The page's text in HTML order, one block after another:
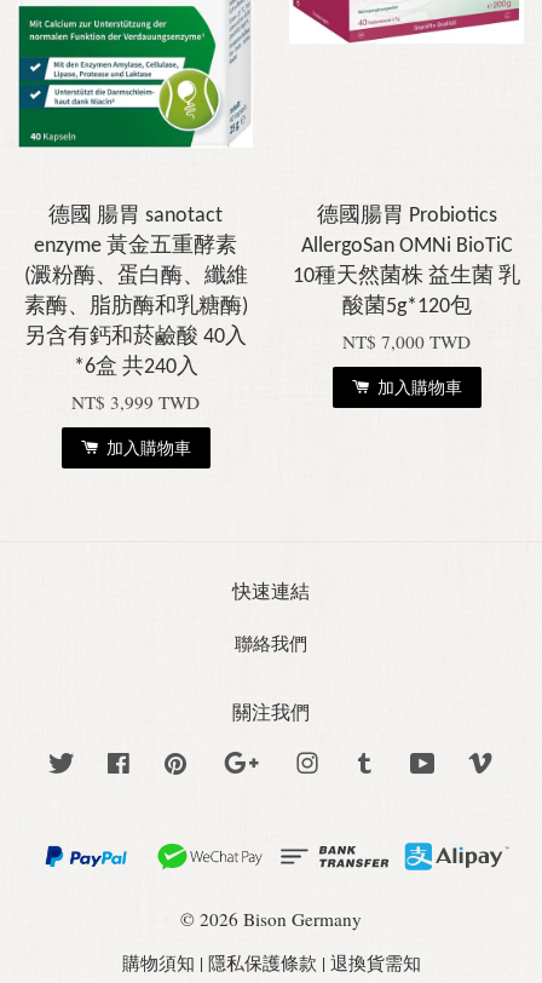
德國 腸胃 sanotact
enzyme 黃金五重酵素
(澱粉酶、蛋白酶、纖維
素酶、脂肪酶和乳糖酶)
另含有鈣和菸鹼酸 40入
*6盒 共240入
NT$ 3,999 TWD
加入購物車
德國腸胃 Probiotics
AllergoSan OMNi BioTiC
10種天然菌株 益生菌 乳
酸菌5g*120包
NT$ 7,000 TWD
加入購物車
快速連結
聯絡我們
關注我們
Twitter Facebook Pinterest Google Instagram Tumblr YouTube
© 2026 Bison Germany
購物須知 | 隱私保護條款 | 退換貨需知